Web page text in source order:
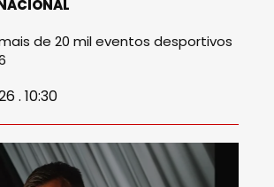
de 20 mil eventos desportivos
. 10:30